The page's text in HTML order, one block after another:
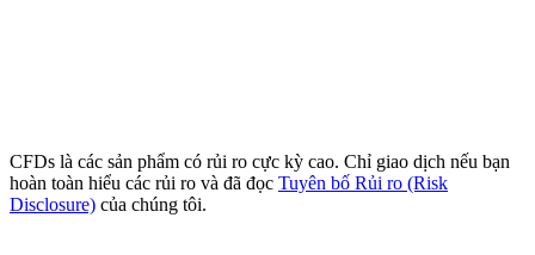
CFDs là các sản phẩm có rủi ro cực kỳ cao. Chỉ giao dịch nếu bạn
hoàn toàn hiểu các rủi ro và đã đọc Tuyên bố Rủi ro (Risk
Disclosure) của chúng tôi.